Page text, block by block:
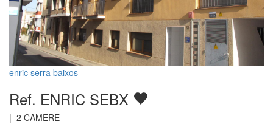
enric serra baixos
Ref. ENRIC SEBX
| 2 CAMERE